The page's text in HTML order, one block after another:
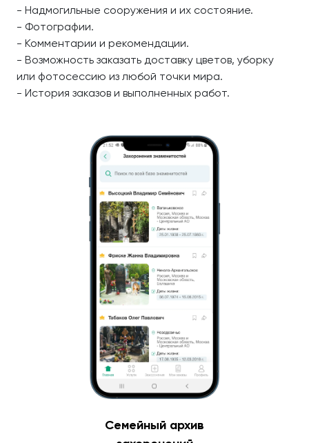
- Надмогильные сооружения и их состояние.
- Фотографии.
- Комментарии и рекомендации.
- Возможность заказать доставку цветов, уборку
или фотосессию из любой точки мира.
- История заказов и выполненных работ.
Семейный архив